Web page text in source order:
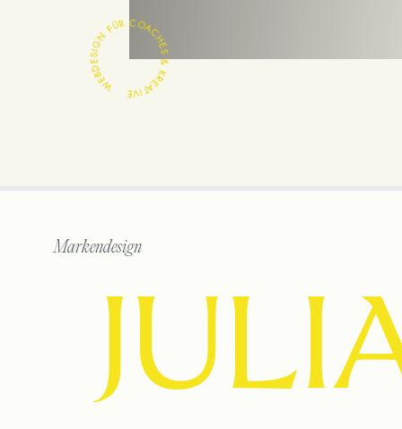
WEBDESIGN FÜR COACHES & KREATIVE
Markendesign